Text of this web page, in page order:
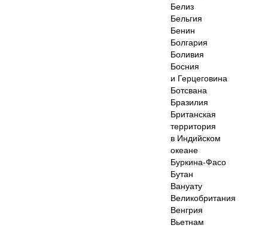
Белиз
Бельгия
Бенин
Болгария
Боливия
Босния
и Герцеговина
Ботсвана
Бразилия
Британская
территория
в Индийском
океане
Буркина-Фасо
Бутан
Вануату
Великобритания
Венгрия
Вьетнам